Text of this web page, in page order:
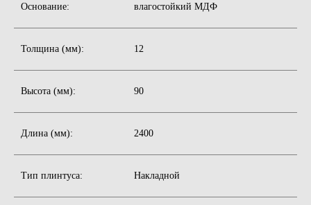
Основание: влагостойкий МДФ
Толщина (мм): 12
Высота (мм): 90
Длина (мм): 2400
Тип плинтуса: Накладной